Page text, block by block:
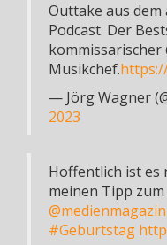
Outtake aus
Podcast. Der
kommissarischer
Musikchef.
— Jörg Wagner
2023
Hoffentlich ist es
meinen Tipp
@medienmagazin
#Geburtstag